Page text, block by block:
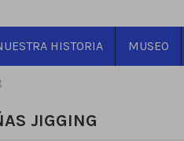
HISTORIA MUSEO
JIGGING